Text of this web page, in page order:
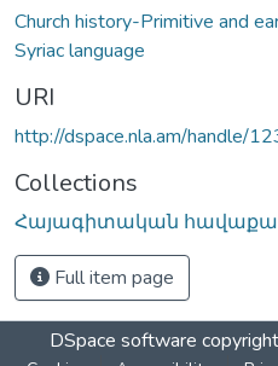
Church history-Primitive and
Syriac language
URI
http://dspace.nla.am/handle/
Collections
Հայագիտական
Full item page
DSpace software